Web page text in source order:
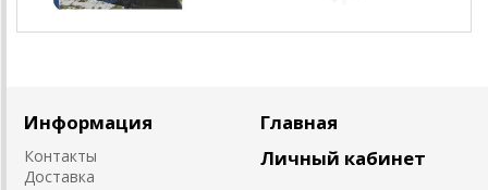
Информация
Контакты
Доставка
Главная
Личный кабинет